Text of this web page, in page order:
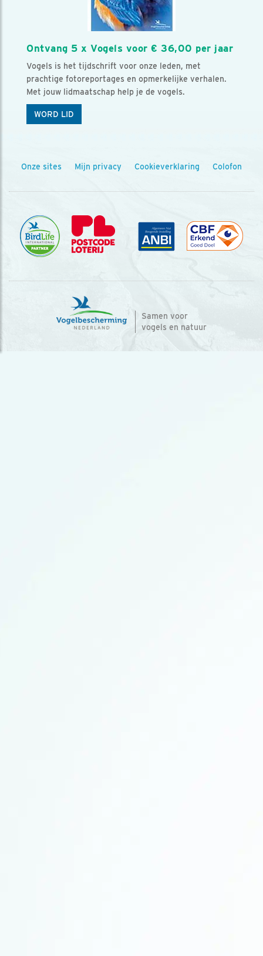
Ontvang 5 x Vogels voor € 36,00 per jaar
Vogels is het tijdschrift voor onze leden, met
prachtige fotoreportages en opmerkelijke verhalen.
Met jouw lidmaatschap help je de vogels.
WORD LID
Onze sites Mijn privacy Cookieverklaring Colofon
Samen voor
vogels en natuur